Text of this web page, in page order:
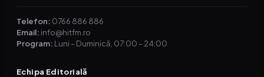
Telefon: 0766 886 886
Email: info@hitfm.ro
Program: Luni – Duminică, 07:00 – 24:00
Echipa Editorială